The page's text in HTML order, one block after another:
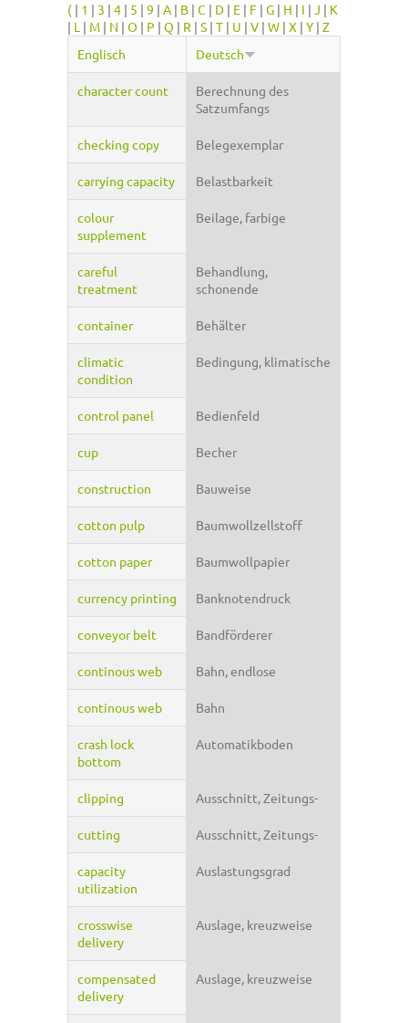
( | 1 | 3 | 4 | 5 | 9 | A | B | C | D | E | F | G | H | I | J | K
| L | M | N | O | P | Q | R | S | T | U | V | W | X | Y | Z
Englisch
Deutsch
character count
Berechnung des
Satzumfangs
checking copy Belegexemplar
carrying capacity Belastbarkeit
colour
supplement
Beilage, farbige
careful
treatment
Behandlung,
schonende
container Behälter
climatic
condition
Bedingung, klimatische
control panel Bedienfeld
cup Becher
construction Bauweise
cotton pulp Baumwollzellstoff
cotton paper Baumwollpapier
currency printing Banknotendruck
conveyor belt Bandförderer
continous web Bahn, endlose
continous web Bahn
crash lock
bottom
Automatikboden
clipping Ausschnitt, Zeitungs-
cutting Ausschnitt, Zeitungs-
capacity
utilization
Auslastungsgrad
crosswise
delivery
Auslage, kreuzweise
compensated
delivery
Auslage, kreuzweise